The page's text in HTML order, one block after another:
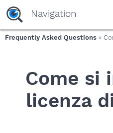
yaaaeag20
Navigation
Frequently Asked Questions»
Come si
licenza